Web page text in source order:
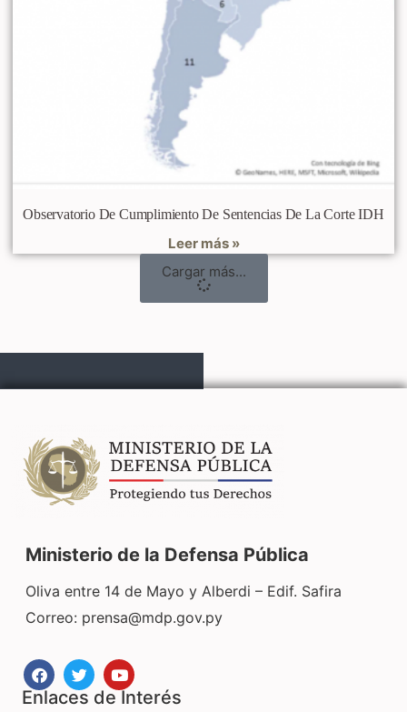
Observatorio De Cumplimiento De Sentencias De La Corte IDH
Leer más »
Cargar más...
Ministerio de la Defensa Pública
Oliva entre 14 de Mayo y Alberdi – Edif. Safira
Correo: prensa@mdp.gov.py
Enlaces de Interés